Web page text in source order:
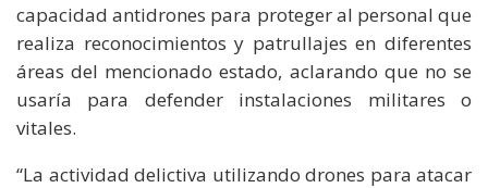
capacidad antidrones para proteger al personal que
realiza reconocimientos y patrullajes en diferentes
áreas del mencionado estado, aclarando que no se
usaría para defender instalaciones militares o
vitales.
“La actividad delictiva utilizando drones para atacar